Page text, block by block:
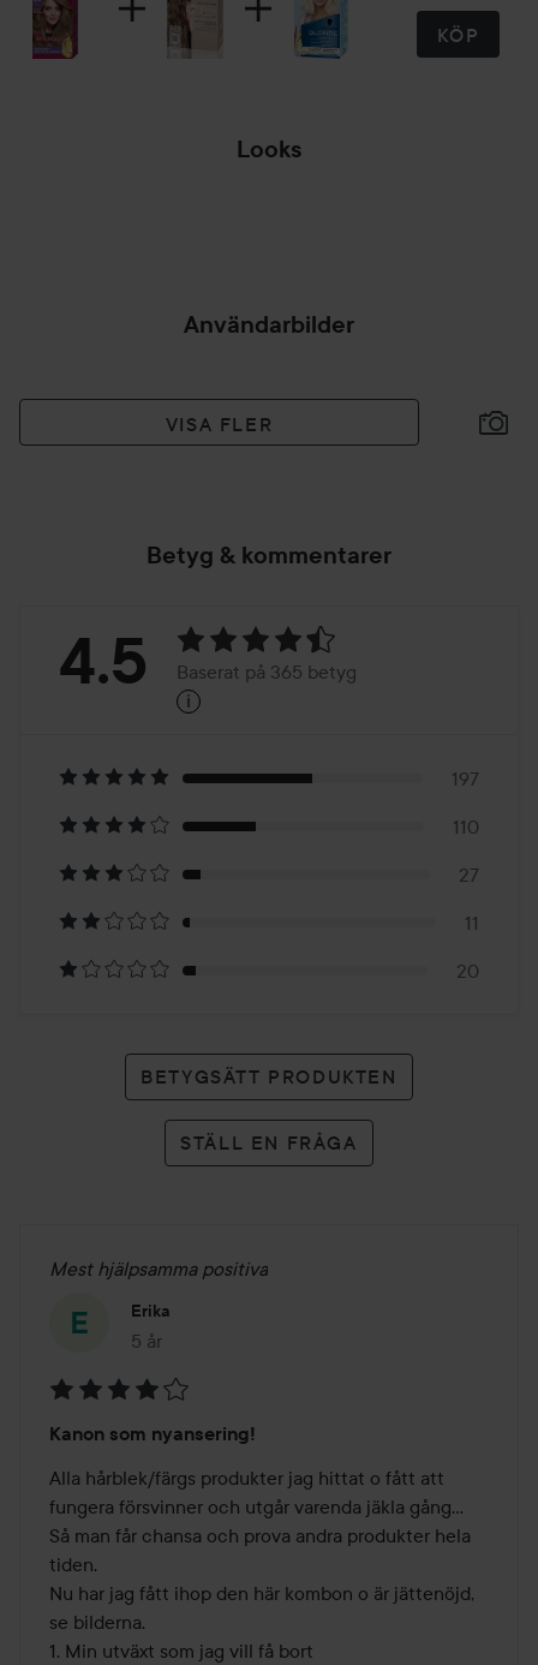
KÖP
Looks
Användarbilder
VISA FLER
Betyg & kommentarer
Betyg:
Baserat
på
365
betyg
4.5 Baserat på 365 betyg
i
197
110
27
11
20
BETYGSÄTT PRODUKTEN
STÄLL EN FRÅGA
Mest hjälpsamma positiva
Erika
5 år
Inlägget skapades 5 år
4
av
5
Kanon som nyansering!
Alla hårblek/färgs produkter jag hittat o fått att
fungera försvinner och utgår varenda jäkla gång...
Så man får chansa och prova andra produkter hela
tiden.
Nu har jag fått ihop den här kombon o är jättenöjd,
se bilderna.
1. Min utväxt som jag vill få bort